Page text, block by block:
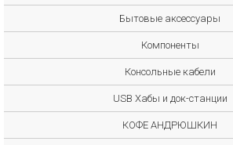
Бытовые аксессуары
Компоненты
Консольные кабели
USB Хабы и док-станции
КОФЕ АНДРЮШКИН